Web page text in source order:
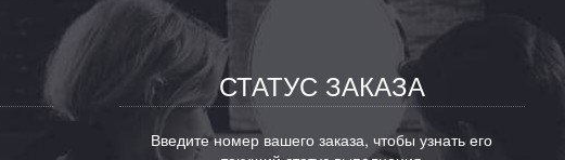
СТАТУС ЗАКАЗА
Введите номер вашего заказа, чтобы узнать его